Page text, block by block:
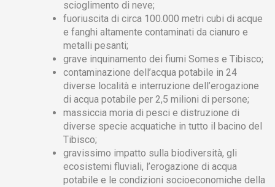
scioglimento di neve;
fuoriuscita di circa 100.000 metri cubi di acque
e fanghi altamente contaminati da cianuro e
metalli pesanti;
grave inquinamento dei fiumi Somes e Tibisco;
contaminazione dell’acqua potabile in 24
diverse località e interruzione dell’erogazione
di acqua potabile per 2,5 milioni di persone;
massiccia moria di pesci e distruzione di
diverse specie acquatiche in tutto il bacino del
Tibisco;
gravissimo impatto sulla biodiversità, gli
ecosistemi fluviali, l’erogazione di acqua
potabile e le condizioni socioeconomiche della